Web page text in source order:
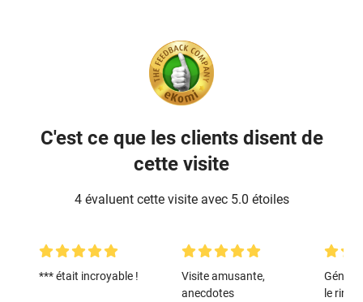
C'est ce que les clients disent de
cette visite
4 évaluent cette visite avec 5.0 étoiles
*** était incroyable !
Visite amusante,
anecdotes
Génial.
le rire